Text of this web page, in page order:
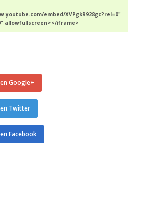
embed/XVPgkR928gc?rel=0"
allowfullscreen></iframe>
Google+
Twitter
Facebook